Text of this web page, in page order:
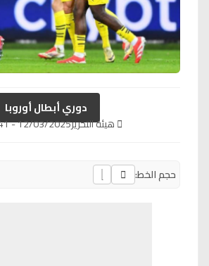
دوري أبطال أوروبا
هيئة التحرير12/03/2025 - 19h41
حجم الخط: